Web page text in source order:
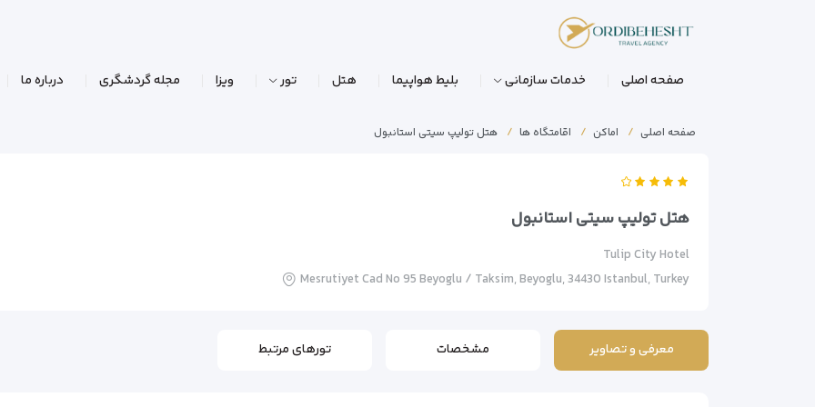
صفحه اصلی خدمات سازمانی بلیط هواپیما هتل تور ویزا مجله گردشگری درباره ما
صفحه اصلی اماکن اقامتگاه ها هتل تولیپ سیتی استانبول
هتل تولیپ سیتی استانبول
Tulip City Hotel
Mesrutiyet Cad No 95 Beyoglu / Taksim, Beyoglu, 34430 Istanbul, Turkey
معرفی و تصاویر مشخصات تورهای مرتبط